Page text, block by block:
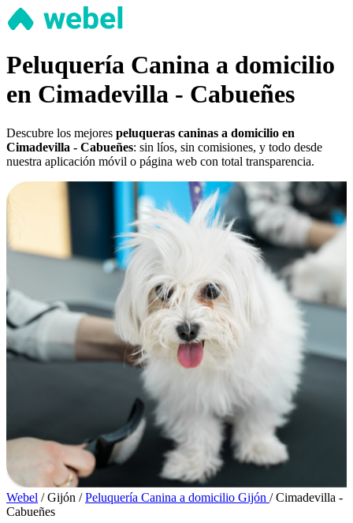
Peluquería Canina a domicilio
en Cimadevilla - Cabueñes
Descubre los mejores peluqueras caninas a domicilio en
Cimadevilla - Cabueñes: sin líos, sin comisiones, y todo desde
nuestra aplicación móvil o página web con total transparencia.
Webel / Gijón / Peluquería Canina a domicilio Gijón / Cimadevilla -
Cabueñes